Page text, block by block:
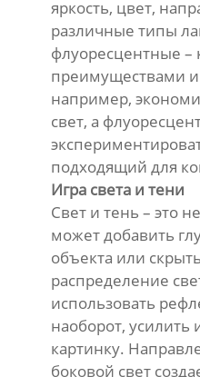
яркость, цвет,
различные типы
флуоресцентные –
преимуществами
например,
свет, а
подходящий для
Игра света и тени
Свет и тень – это
может добавить
объекта или
распределение
использовать
наоборот, усилить
картинку.
боковой свет